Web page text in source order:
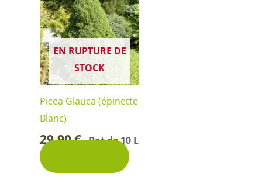
EN RUPTURE DE
STOCK
Picea Glauca (épinette
Blanc)
29,90€-Pot de 10 L